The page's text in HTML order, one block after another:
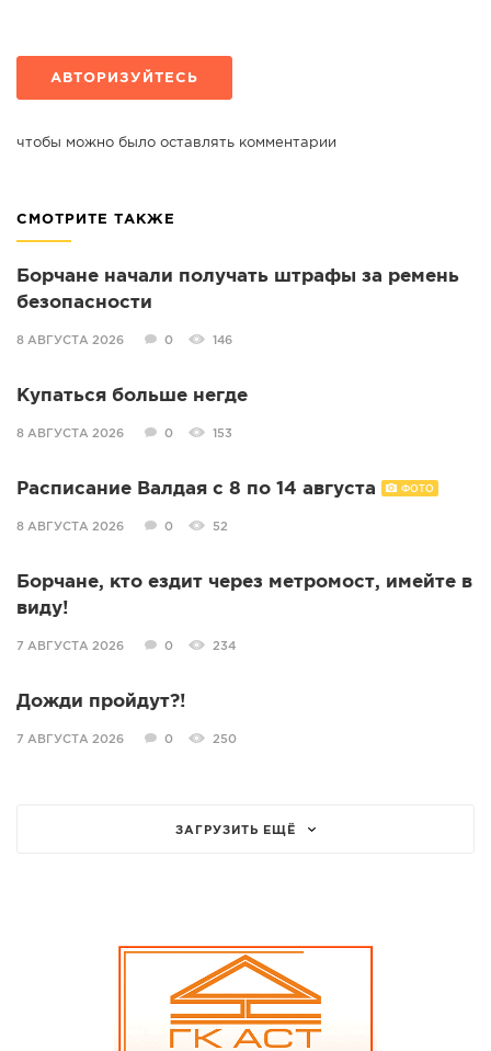
АВТОРИЗУЙТЕСЬ
чтобы можно было оставлять комментарии
СМОТРИТЕ ТАКЖЕ
Борчане начали получать штрафы за ремень
безопасности
8 АВГУСТА 2026 0 146
Купаться больше негде
8 АВГУСТА 2026 0 153
Расписание Валдая с 8 по 14 августа ФОТО
8 АВГУСТА 2026 0 52
Борчане, кто ездит через метромост, имейте в
виду!
7 АВГУСТА 2026 0 234
Дожди пройдут?!
7 АВГУСТА 2026 0 250
ЗАГРУЗИТЬ ЕЩЁ